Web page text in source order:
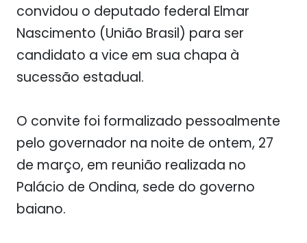
convidou o deputado federal Elmar
Nascimento (União Brasil) para ser
candidato a vice em sua chapa à
sucessão estadual.
O convite foi formalizado pessoalmente
pelo governador na noite de ontem, 27
de março, em reunião realizada no
Palácio de Ondina, sede do governo
baiano.